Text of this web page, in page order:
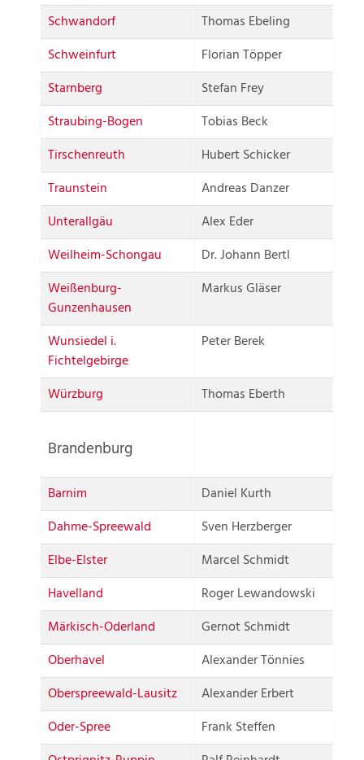
Schwandorf
Thomas Ebeling
Schweinfurt
Florian Töpper
Starnberg
Stefan Frey
Straubing-Bogen
Tobias Beck
Tirschenreuth
Hubert Schicker
Traunstein
Andreas Danzer
Unterallgäu
Alex Eder
Weilheim-Schongau
Dr. Johann Bertl
Weißenburg-
Gunzenhausen
Markus Gläser
Wunsiedel i.
Fichtelgebirge
Peter Berek
Würzburg Thomas Eberth
Brandenburg
Barnim
Daniel Kurth
Dahme-Spreewald
Sven Herzberger
Elbe-Elster
Marcel Schmidt
Havelland
Roger Lewandowski
Märkisch-Oderland
Gernot Schmidt
Oberhavel
Alexander Tönnies
Oberspreewald-Lausitz
Alexander Erbert
Oder-Spree
Frank Steffen